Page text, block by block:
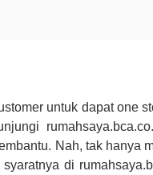
untuk dapat one
Nah, tak hanya
di